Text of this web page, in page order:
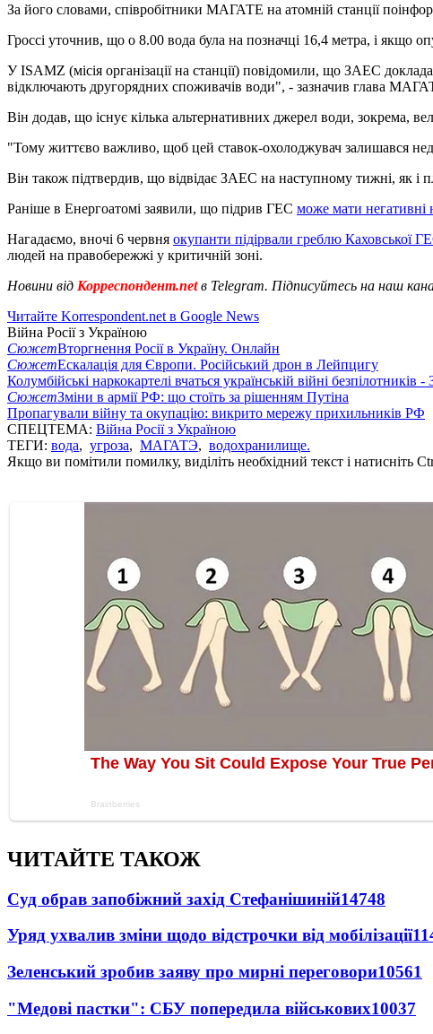
За його словами, співробітники МАГАТЕ на атомній станції
Гроссі уточнив, що о 8.00 вода була на позначці 16,4 метра, і
У ISAMZ (місія організації на станції) повідомили, що ЗАЕС
відключають другорядних споживачів води", - зазначив глава
Він додав, що існує кілька альтернативних джерел води, зокрема,
"Тому життєво важливо, щоб цей ставок-охолоджувач залишався
Він також підтвердив, що відвідає ЗАЕС на наступному тижні, як і
Раніше в Енергоатомі заявили, що підрив ГЕС може мати негативні
Нагадаємо, вночі 6 червня окупанти підірвали греблю Каховської
людей на правобережжі у критичній зоні.
Новини від Корреспондент.netв Telegram. Підписуйтесь на наш
Читайте Korrespondent.net в Google News
Війна Росії з Україною
СюжетВторгнення Росії в Україну. Онлайн
СюжетЕскалація для Європи. Російський дрон в Лейпцигу
Колумбійські наркокартелі вчаться українській війні безпілотників -
СюжетЗміни в армії РФ: що стоїть за рішенням Путіна
Пропагували війну та окупацію: викрито мережу прихильників РФ
СПЕЦТЕМА: Війна Росії з Україною
ТЕГИ: вода, угроза, МАГАТЭ, водохранилище.
Якщо ви помітили помилку, виділіть необхідний текст і натисніть
ЧИТАЙТЕ ТАКОЖ
Суд обрав запобіжний захід Стефанішиній14748
Уряд ухвалив зміни щодо відстрочки від мобілізації
Зеленський зробив заяву про мирні переговори10561
"Медові пастки": СБУ попередила військових10037